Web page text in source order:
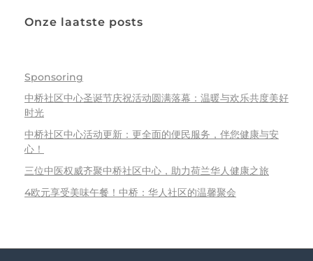
Onze laatste posts
Sponsoring
中桥社区中心圣诞节庆祝活动圆满落幕：温暖与欢乐共度美好
时光
中桥社区中心活动更新：更全面的便民服务，伴您健康与安
心！
三位中医权威齐聚中桥社区中心，助力荷兰华人健康之旅
4欧元享受美味午餐！中桥：华人社区的温馨聚会